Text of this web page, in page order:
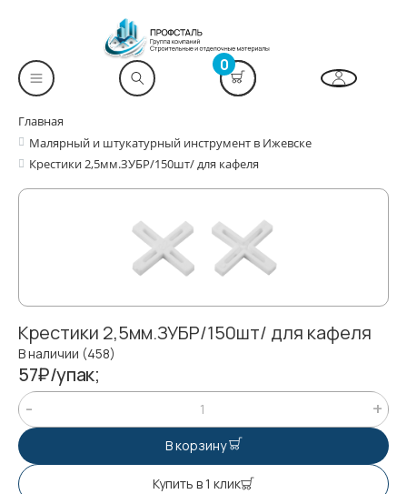
0
Главная
Малярный и штукатурный инструмент в Ижевске
Крестики 2,5мм.ЗУБР/150шт/ для кафеля
Крестики 2,5мм.ЗУБР/150шт/ для кафеля
В наличии (458)
57₽/упак;
В корзину
Купить в 1 клик